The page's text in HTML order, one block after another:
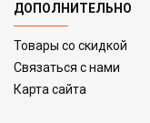
ДОПОЛНИТЕЛЬНО
Товары со скидкой
Связаться с нами
Карта сайта